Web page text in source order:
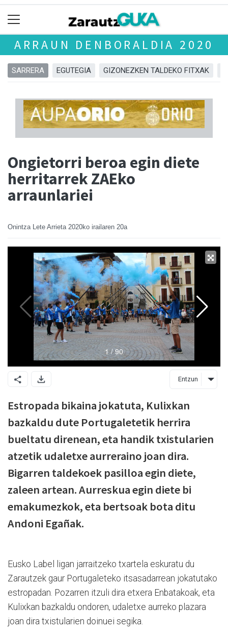
ARRAUN DENBORALDIA 2020
SARRERA EGUTEGIA GIZONEZKEN TALDEKO FITXAK
Ongietorri beroa egin diete
herritarrek ZAEko
arraunlariei
Onintza Lete Arrieta 2020ko irailaren 20a
Entzun
Estropada bikaina jokatuta, Kulixkan
bazkaldu dute Portugaletetik herrira
bueltatu direnean, eta handik txistularien
atzetik udaletxe aurreraino joan dira.
Bigarren taldekoek pasilloa egin diete,
zaleen artean. Aurreskua egin diete bi
emakumezkok, eta bertsoak bota ditu
Andoni Egañak.
Eusko Label ligan jarraitzeko txartela eskuratu du
Zarautzek gaur Portugaleteko itsasadarrean jokatutako
estropadan. Pozarren itzuli dira etxera Enbatakoak, eta
Kulixkan bazkaldu ondoren, udaletxe aurreko plazara
joan dira txistularien doinuei segika.